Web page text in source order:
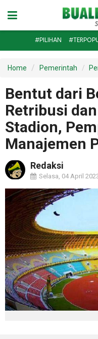
#PILIHAN
Home Pemerintah
Bentut dari
Retribusi
Stadion,
Manajemen
Redaksi
Selasa, 04 April